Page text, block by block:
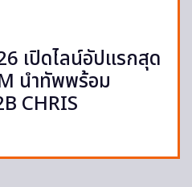
เปิดไลน์อัปแรกสุด
นำทัพพร้อม
CHRIS